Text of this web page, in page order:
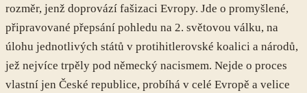
rozměr, jenž doprovází fašizaci Evropy. Jde o promyšlené,
připravované přepsání pohledu na 2. světovou válku, na
úlohu jednotlivých států v protihitlerovské koalici a národů,
jež nejvíce trpěly pod německý nacismem. Nejde o proces
vlastní jen České republice, probíhá v celé Evropě a velice